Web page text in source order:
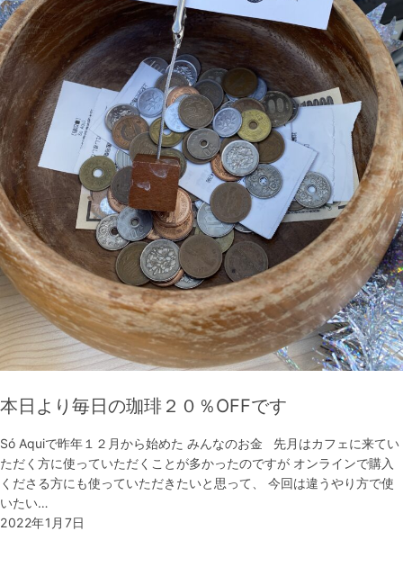
本日より毎日の珈琲２０％OFFです
Só Aquiで昨年１２月から始めた みんなのお金 先月はカフェに来てい
ただく方に使っていただくことが多かったのですが オンラインで購入
くださる方にも使っていただきたいと思って、 今回は違うやり方で使
いたい…
2022年1月7日